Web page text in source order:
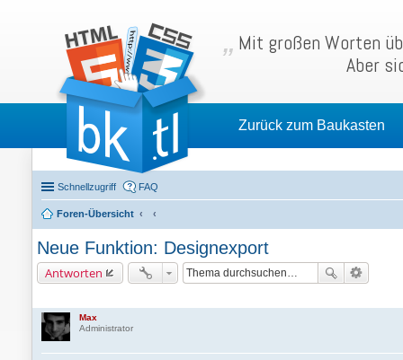
Mit großen Worten
Aber
Zurück zum Baukasten
Schnellzugriff FAQ
Foren-Übersicht
Neue Funktion: Designexport
Antworten
Max
Administrator